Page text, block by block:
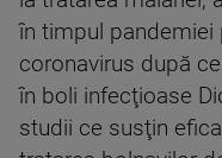
în timpul pandemiei
coronavirus după
în boli infecţioase
studii ce susţin